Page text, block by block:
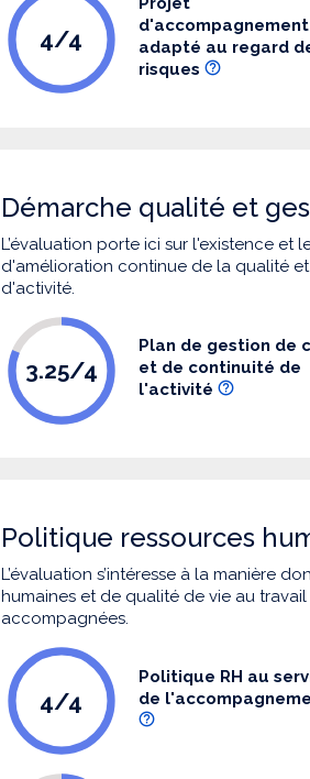
4/4
d'accompagnement
adapté au regard
risques
Démarche qualité et
L’évaluation porte ici sur l'existence
d'amélioration continue de la qualité
d'activité.
3.25/4
Plan de gestion de
et de continuité de
l'activité
Politique ressources
L’évaluation s’intéresse à la manière
humaines et de qualité de vie au
accompagnées.
4/4
Politique RH au
de